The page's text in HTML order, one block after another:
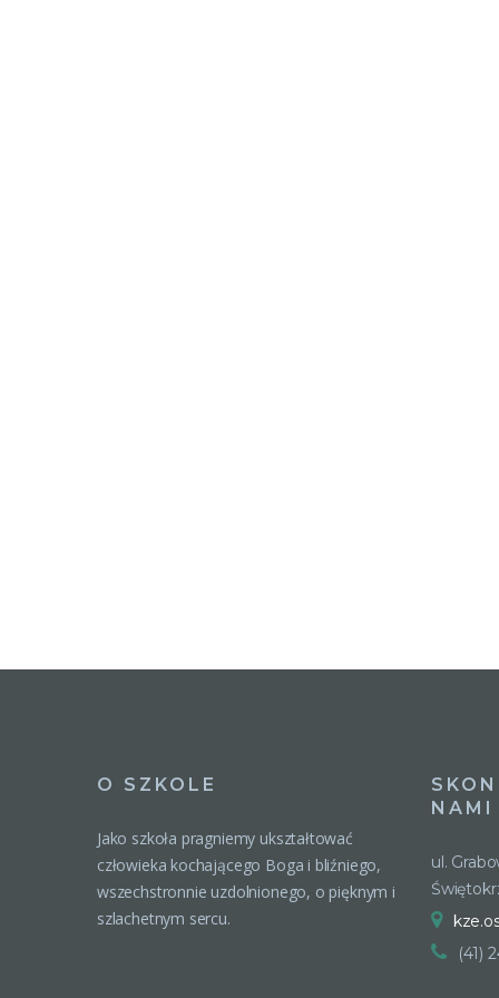
O SZKOLE
Jako szkoła pragniemy ukształtować
człowieka kochającego Boga i bliźniego,
wszechstronnie uzdolnionego, o pięknym i
szlachetnym sercu.
NAMI
ul.
(41)